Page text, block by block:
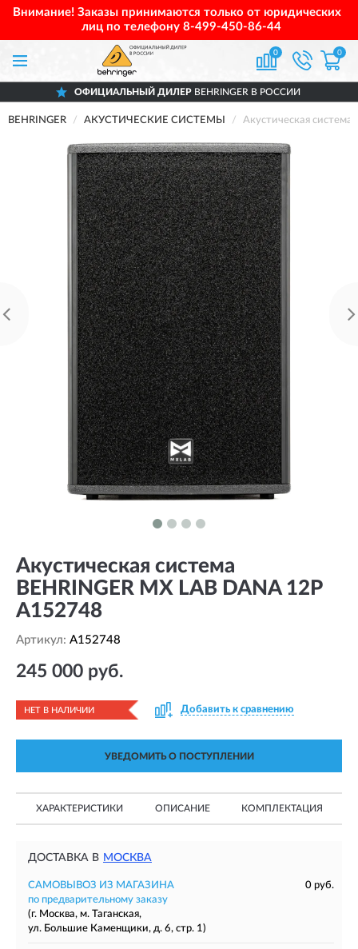
Внимание! Заказы принимаются только от юридических
лиц по телефону 8-499-450-86-44
0 0
ОФИЦИАЛЬНЫЙ ДИЛЕР BEHRINGER В РОССИИ
BEHRINGER АКУСТИЧЕСКИЕ СИСТЕМЫ Акустическая система
Акустическая система
BEHRINGER MX LAB DANA 12P
A152748
Артикул: A152748
245 000 руб.
НЕТ В НАЛИЧИИ Добавить к сравнению
УВЕДОМИТЬ О ПОСТУПЛЕНИИ
ХАРАКТЕРИСТИКИ ОПИСАНИЕ КОМПЛЕКТАЦИЯ
ДОСТАВКА В МОСКВА
САМОВЫВОЗ ИЗ МАГАЗИНА
0 руб.
по предварительному заказу
(г. Москва, м. Таганская,
ул. Большие Каменщики, д. 6, стр. 1)